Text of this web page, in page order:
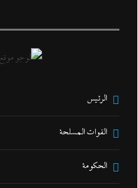
الرئيس
القوات المسلحة
الحكومة